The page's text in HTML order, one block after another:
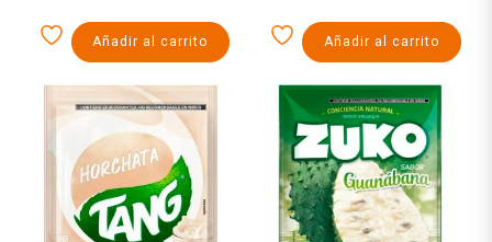
Añadir al carrito Añadir al carrito